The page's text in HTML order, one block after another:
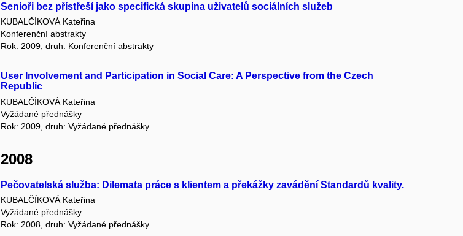
Senioři bez přístřeší jako specifická skupina uživatelů sociálních služeb
KUBALČÍKOVÁ Kateřina
Konferenční abstrakty
Rok: 2009, druh: Konferenční abstrakty
User Involvement and Participation in Social Care: A Perspective from the Czech
Republic
KUBALČÍKOVÁ Kateřina
Vyžádané přednášky
Rok: 2009, druh: Vyžádané přednášky
2008
Pečovatelská služba: Dilemata práce s klientem a překážky zavádění Standardů kvality.
KUBALČÍKOVÁ Kateřina
Vyžádané přednášky
Rok: 2008, druh: Vyžádané přednášky